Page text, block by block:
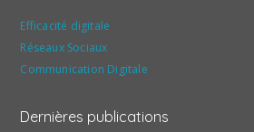
Efficacité digitale
Réseaux Sociaux
Communication Digitale
Dernières publications